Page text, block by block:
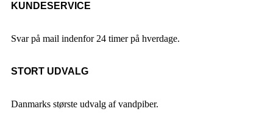
KUNDESERVICE
Svar på mail indenfor 24 timer på hverdage.
STORT UDVALG
Danmarks største udvalg af vandpiber.